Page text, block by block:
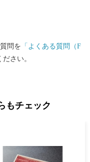
問を 「よくある質問（F
さい。
もチェック